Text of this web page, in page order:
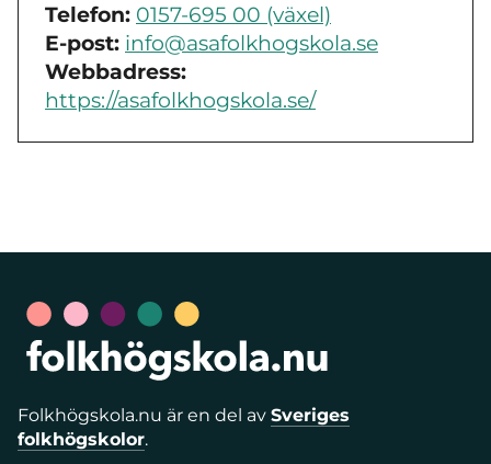
Telefon: 0157-695 00 (växel)
E-post: info@asafolkhogskola.se
Webbadress:
https://asafolkhogskola.se/
Folkhögskola.nu är en del av Sveriges
folkhögskolor.